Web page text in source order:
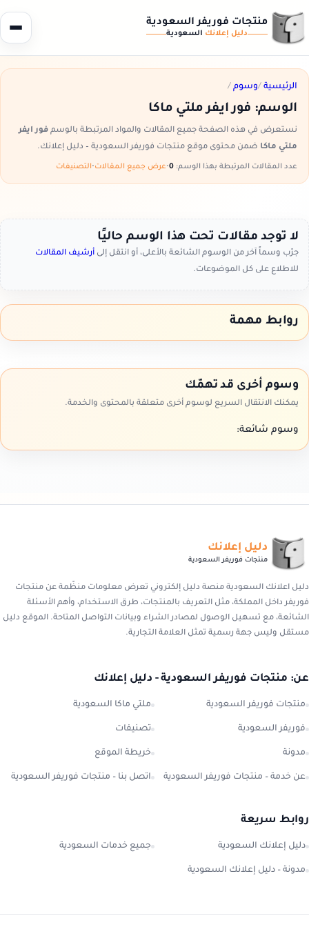
منتجات فوريفر السعودية
دليل إعلانك السعودية
الرئيسية /وسوم /
الوسم: فور ايفر ملتي ماكا
نستعرض في هذه الصفحة جميع المقالات والمواد المرتبطة بالوسم فور ايفر
ملتي ماكا ضمن محتوى موقع منتجات فوريفر السعودية – دليل إعلانك.
عدد المقالات المرتبطة بهذا الوسم: •عرض جميع المقالات•التصنيفات
لا توجد مقالات تحت هذا الوسم حاليًا
جرّب وسماً آخر من الوسوم الشائعة بالأعلى، أو انتقل إلى أرشيف المقالات
للاطلاع على كل الموضوعات.
روابط مهمة
وسوم أخرى قد تهمّك
يمكنك الانتقال السريع لوسوم أخرى متعلقة بالمحتوى والخدمة.
وسوم شائعة:
دليل إعلانك
منتجات فوريفر السعودية
دليل اعلانك السعودية منصة دليل إلكتروني تعرض معلومات منظّمة عن منتجات
فوريفر داخل المملكة، مثل التعريف بالمنتجات، طرق الاستخدام، وأهم الأسئلة
الشائعة، مع تسهيل الوصول لمصادر الشراء وبيانات التواصل المتاحة. الموقع دليل
مستقل وليس جهة رسمية تمثل العلامة التجارية.
عن: منتجات فوريفر السعودية - دليل إعلانك
منتجات فوريفر السعودية ملتي ماكا السعودية
فوريفر السعودية تصنيفات
مدونة خريطة الموقع
عن خدمة – منتجات فوريفر السعودية اتصل بنا – منتجات فوريفر السعودية
روابط سريعة
دليل إعلانك السعودية جميع خدمات السعودية
مدونة – دليل إعلانك السعودية